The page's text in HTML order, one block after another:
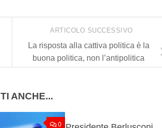
ARTICOLO SUCCESSIVO
La risposta alla cattiva politica è la
buona politica, non l’antipolitica
ANCHE...
0